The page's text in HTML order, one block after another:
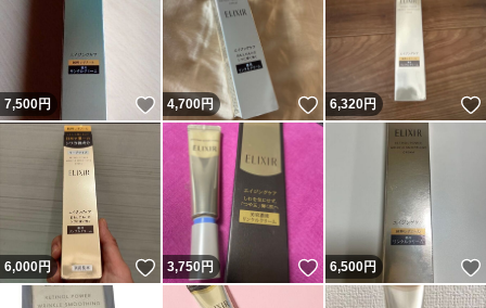
7,500円 いいね！
4,700円 いいね！
6,320円
6,000円 いいね！
3,750円 いいね！
6,500円